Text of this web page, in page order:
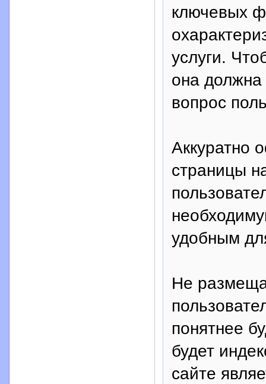
ключевых
услуги.
она должна
вопрос
Аккуратно
страницы
удобным
Не
понятнее
будет
сайте